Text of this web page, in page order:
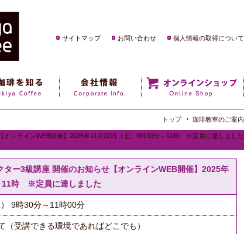
サイトマップ お問い合わせ 個人情報の取得について
トップ 珈琲教室のご案内
オンラインWEB開催】2025年11月22日（土）9時30分～11時 ※定員に達しました
ー3級講座 開催のお知らせ【オンラインWEB開催】2025年
11時 ※定員に達しました
9時30分～11時00分
受講できる環境であればどこでも）